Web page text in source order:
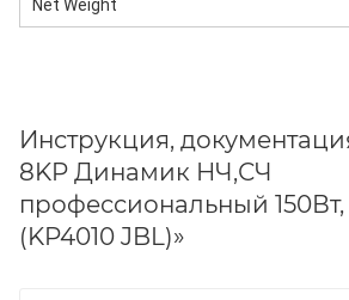
Net Weight
Инструкция,
8KP Динамик НЧ,СЧ
профессиональный 150Вт,
(KP4010 JBL)»